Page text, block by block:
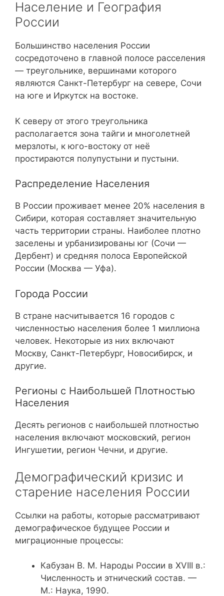
Население и География
России
Большинство населения России
сосредоточено в главной полосе расселения
— треугольнике, вершинами которого
являются Санкт-Петербург на севере, Сочи
на юге и Иркутск на востоке.
К северу от этого треугольника
располагается зона тайги и многолетней
мерзлоты, к юго-востоку от неё
простираются полупустыни и пустыни.
Распределение Населения
В России проживает менее 20% населения в
Сибири, которая составляет значительную
часть территории страны. Наиболее плотно
заселены и урбанизированы юг (Сочи —
Дербент) и средняя полоса Европейской
России (Москва — Уфа).
Города России
В стране насчитывается 16 городов с
численностью населения более 1 миллиона
человек. Некоторые из них включают
Москву, Санкт-Петербург, Новосибирск, и
другие.
Регионы с Наибольшей Плотностью
Населения
Десять регионов с наибольшей плотностью
населения включают московский, регион
Ингушетии, регион Чечни, и другие.
Демографический кризис и
старение населения России
Ссылки на работы, которые рассматривают
демографическое будущее России и
миграционные процессы:
Кабузан В. М. Народы России в XVIII в.:
Численность и этнический состав. —
М.: Наука, 1990.